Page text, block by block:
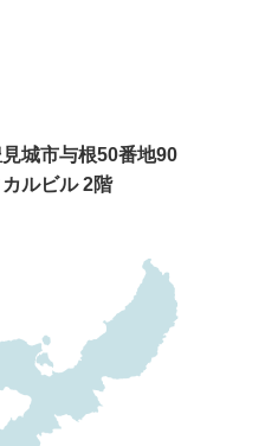
城市与根50番地90
ルビル 2階